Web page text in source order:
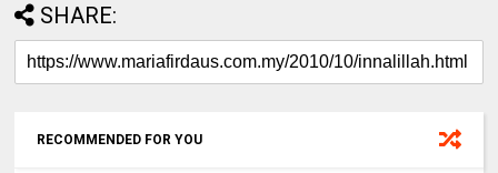
SHARE:
RECOMMENDED FOR YOU